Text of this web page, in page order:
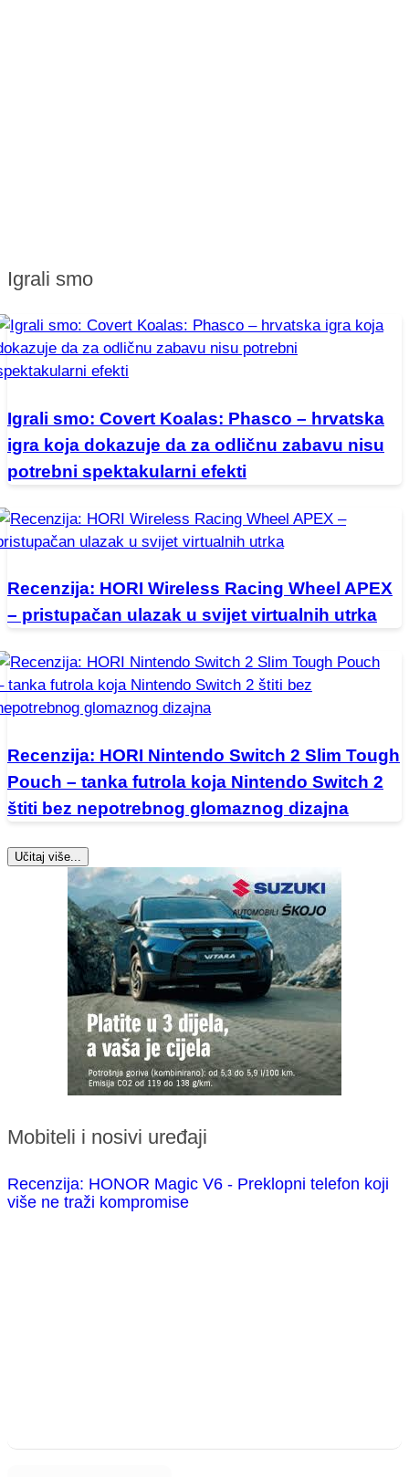
Igrali smo
Igrali smo: Covert Koalas: Phasco – hrvatska
igra koja dokazuje da za odličnu zabavu nisu
potrebni spektakularni efekti
Recenzija: HORI Wireless Racing Wheel APEX
– pristupačan ulazak u svijet virtualnih utrka
Recenzija: HORI Nintendo Switch 2 Slim Tough
Pouch – tanka futrola koja Nintendo Switch 2
štiti bez nepotrebnog glomaznog dizajna
Učitaj više...
Mobiteli i nosivi uređaji
Recenzija: HONOR Magic V6 - Preklopni telefon koji
više ne traži kompromise